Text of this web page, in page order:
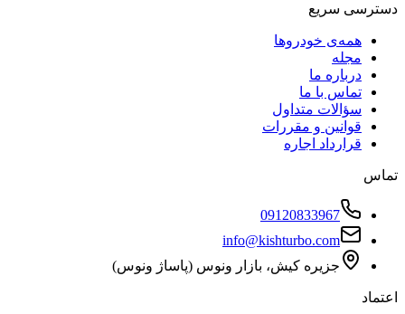
دسترسی سریع
همه‌ی خودروها
مجله
درباره ما
تماس با ما
سؤالات متداول
قوانین و مقررات
قرارداد اجاره
تماس
09120833967
info@kishturbo.com
جزیره کیش، بازار ونوس (پاساژ ونوس)
اعتماد